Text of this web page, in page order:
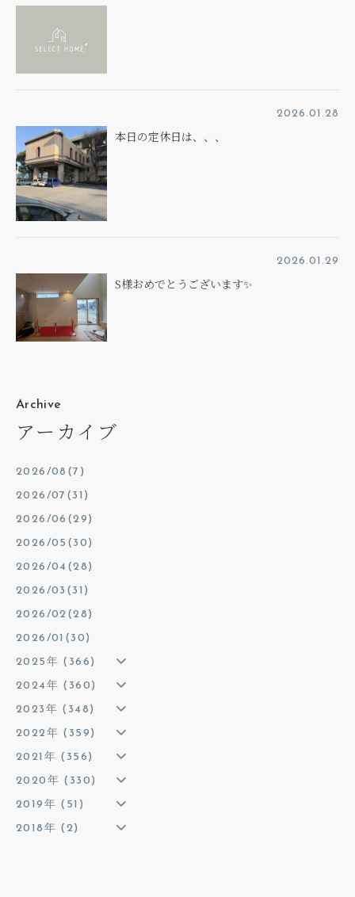
2026.01.28
本日の定休日は、、、
2026.01.29
S様おめでとうございます✨
Archive
アーカイブ
2026/08(7)
2026/07(31)
2026/06(29)
2026/05(30)
2026/04(28)
2026/03(31)
2026/02(28)
2026/01(30)
2025年 (366)
2024年 (360)
2023年 (348)
2022年 (359)
2021年 (356)
2020年 (330)
2019年 (51)
2018年 (2)